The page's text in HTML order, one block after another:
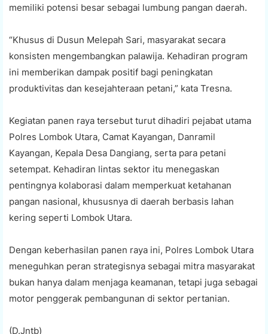
memiliki potensi besar sebagai lumbung pangan daerah.
“Khusus di Dusun Melepah Sari, masyarakat secara
konsisten mengembangkan palawija. Kehadiran program
ini memberikan dampak positif bagi peningkatan
produktivitas dan kesejahteraan petani,” kata Tresna.
Kegiatan panen raya tersebut turut dihadiri pejabat utama
Polres Lombok Utara, Camat Kayangan, Danramil
Kayangan, Kepala Desa Dangiang, serta para petani
setempat. Kehadiran lintas sektor itu menegaskan
pentingnya kolaborasi dalam memperkuat ketahanan
pangan nasional, khususnya di daerah berbasis lahan
kering seperti Lombok Utara.
Dengan keberhasilan panen raya ini, Polres Lombok Utara
meneguhkan peran strategisnya sebagai mitra masyarakat
bukan hanya dalam menjaga keamanan, tetapi juga sebagai
motor penggerak pembangunan di sektor pertanian.
(D.Jntb)